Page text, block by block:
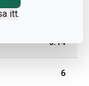
itt.
0.14
6